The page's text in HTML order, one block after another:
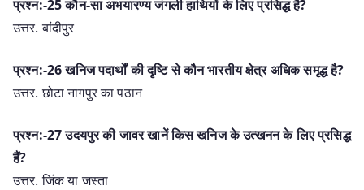
प्रश्न:-25 कौन-सा अभयारण्य जंगली हाथियों के लिए प्रसिद्ध है?
उत्तर. बांदीपुर
प्रश्न:-26 खनिज पदार्थों की दृष्टि से कौन भारतीय क्षेत्र अधिक समृद्ध है?
उत्तर. छोटा नागपुर का पठान
प्रश्न:-27 उदयपुर की जावर खानें किस खनिज के उत्खनन के लिए प्रसिद्ध
हैं?
उत्तर. जिंक या जस्ता